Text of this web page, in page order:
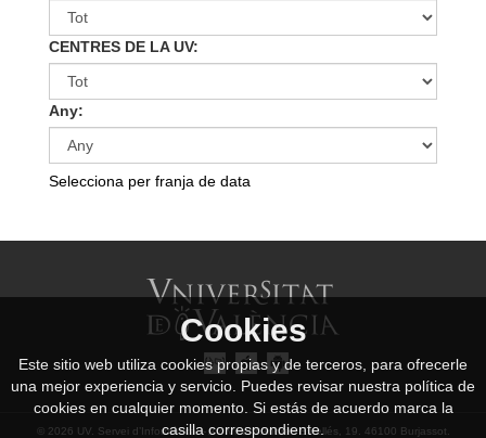
CENTRES DE LA UV:
Any:
Selecciona per franja de data
© 2026 UV. Servei d’Informàtica. - Av. Vicent Andrés Estellés, 19. 46100 Burjassot.
Cookies
Este sitio web utiliza cookies propias y de terceros, para ofrecerle
una mejor experiencia y servicio. Puedes revisar nuestra política de
cookies en cualquier momento. Si estás de acuerdo marca la
casilla correspondiente.